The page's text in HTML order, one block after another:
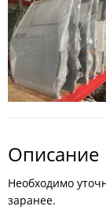
Описание
Необходимо
заранее.